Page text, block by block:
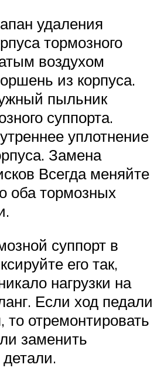
удаления
тормозного
воздухом
из корпуса.
пыльник
суппорта.
уплотнение
Замена
Всегда меняйте
оба тормозных
суппорт в
его так,
нагрузки на
Если ход педали
то отремонтировать
заменить